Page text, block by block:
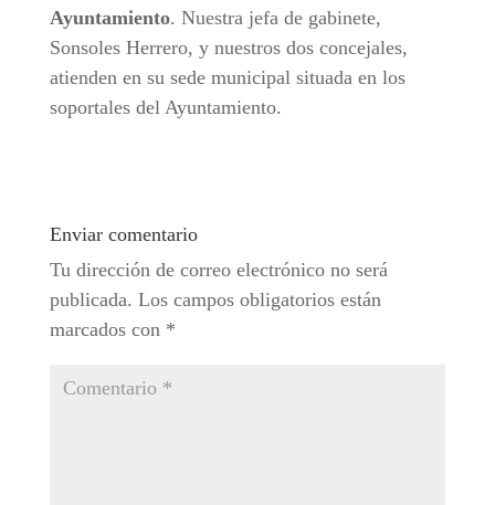
Ayuntamiento. Nuestra jefa de gabinete,
Sonsoles Herrero, y nuestros dos concejales,
atienden en su sede municipal situada en los
soportales del Ayuntamiento.
Enviar comentario
Tu dirección de correo electrónico no será
publicada. Los campos obligatorios están
marcados con *